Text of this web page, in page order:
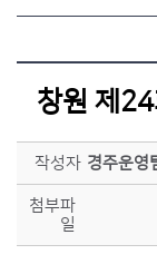
창원 제
작성자 경주운영
첨부파
일